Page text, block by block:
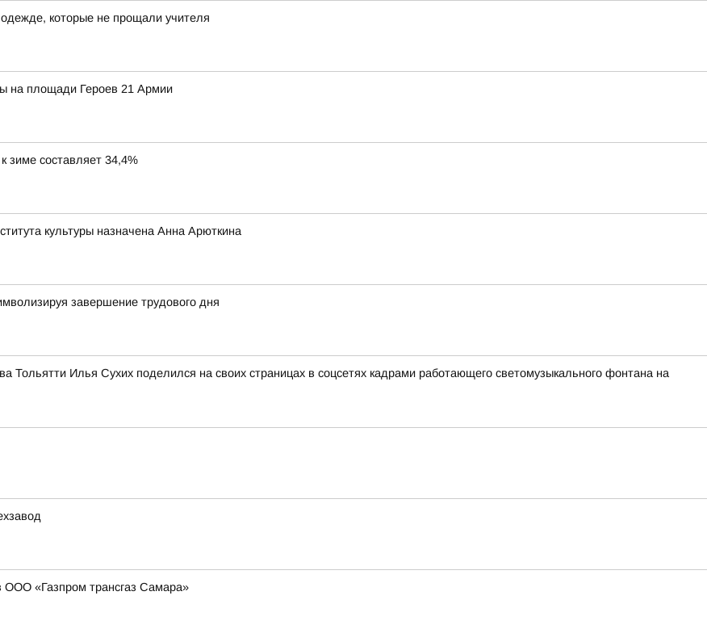
которые не прощали учителя
на площади Героев 21 Армии
зиме составляет 34,4%
культуры назначена Анна Арюткина
завершение трудового дня
Тольятти Илья Сухих поделился на своих страницах в соцсетях кадрами работающего светомузыкального фонтана на
ООО «Газпром трансгаз Самара»